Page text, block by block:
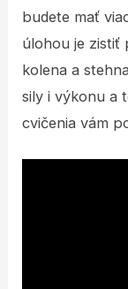
budete mať
úlohou je zistiť
kolena a
sily i výkonu a
cvičenia vám